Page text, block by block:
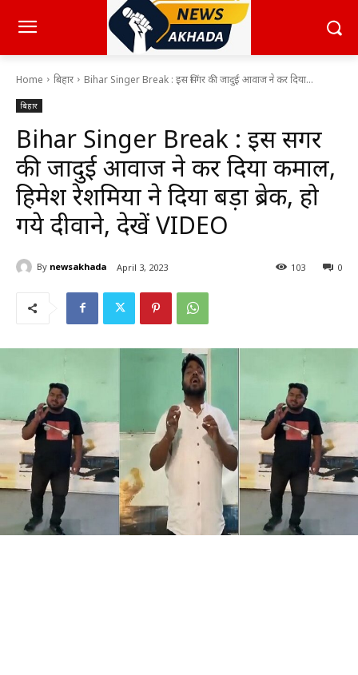
Home बिहार Bihar Singer Break : इस सिंगर की जादुई आवाज ने कर दिया...
बिहार
Bihar Singer Break : इस सिंगर
की जादुई आवाज ने कर दिया कमाल,
हिमेश रेशमिया ने दिया बड़ा ब्रेक, हो
गये दीवाने, देखें VIDEO
By newsakhada April 3, 2023 0
103